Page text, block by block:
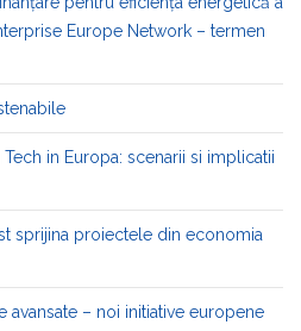
Europe Network – termen
in Europa: scenarii si implicatii
sprijina proiectele din economia
avansate – noi initiative europene